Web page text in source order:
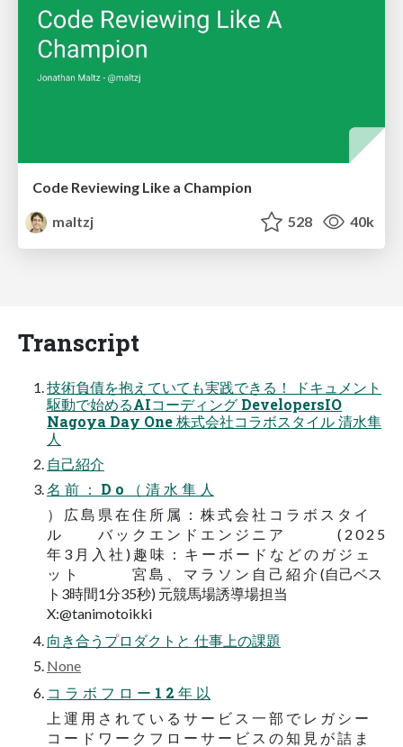
Code Reviewing Like a Champion
maltzj
528 40k
Transcript
技術負債を抱えていても実践できる！ ドキュメント
駆動で始めるAIコーディング DevelopersIO
Nagoya Day One 株式会社コラボスタイル 清水隼
人
自己紹介
名 前 ： D o （ 清 水 隼 人
） 広 島 県 在 住 所 属 ： 株 式 会 社 コ ラ ボ ス タ イ
ル バ ッ ク エ ン ド エ ン ジ ニ ア ( 2 0 2 5
年 3 月 入 社 ) 趣 味 ： キ ー ボ ー ド な ど の ガ ジ ェ
ッ ト 宮 島 、 マ ラ ソ ン 自 己 紹 介 (自己ベス
ト3時間1分35秒) 元競馬場誘導場担当
X:@tanimotoikki
向き合うプロダクトと 仕事上の課題
None
コ ラ ボ フ ロ ー 1 2 年 以
上 運 用 さ れ て い る サ ー ビ ス 一 部 で レ ガ シ ー
コ ー ド ワ ー ク フ ロ ー サ ー ビ ス の 知 見 が 詰 ま